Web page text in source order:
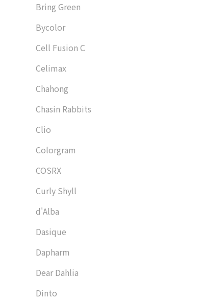
Bring Green
Bycolor
Cell Fusion C
Celimax
Chahong
Chasin Rabbits
Clio
Colorgram
COSRX
Curly Shyll
d'Alba
Dasique
Dapharm
Dear Dahlia
Dinto